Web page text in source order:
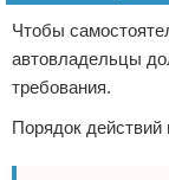
Чтобы
автовладельцы
требования.
Порядок